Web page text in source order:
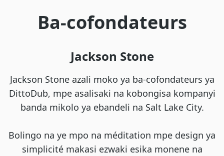
Ba-cofondateurs
Jackson Stone
Jackson Stone azali moko ya ba-cofondateurs ya
DittoDub, mpe asalisaki na kobongisa kompanyi
banda mikolo ya ebandeli na Salt Lake City.
Bolingo na ye mpo na méditation mpe design ya
simplicité makasi ezwaki esika monene na